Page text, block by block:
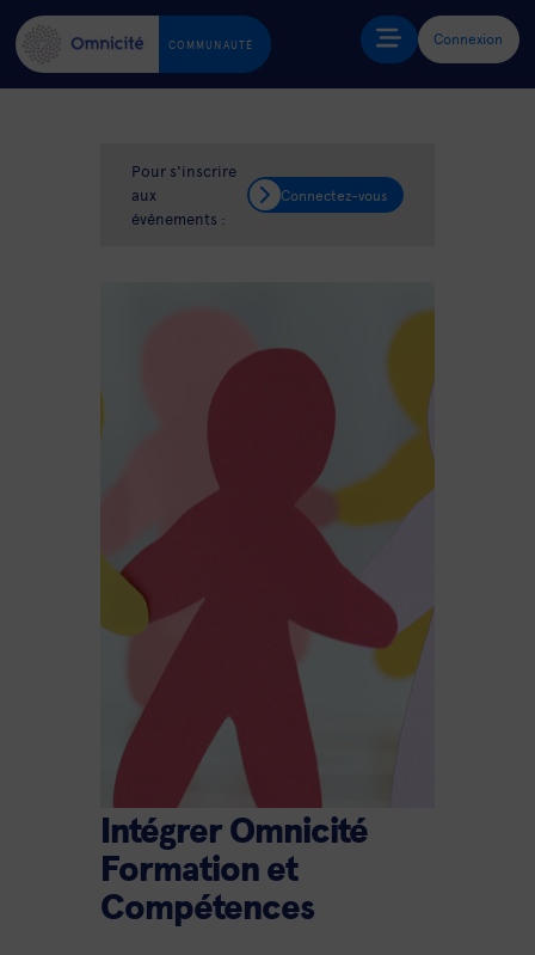
COMMUNAUTÉ Connexion
Pour s'inscrire
aux
événements :
Connectez-vous
Intégrer Omnicité
Formation et
Compétences